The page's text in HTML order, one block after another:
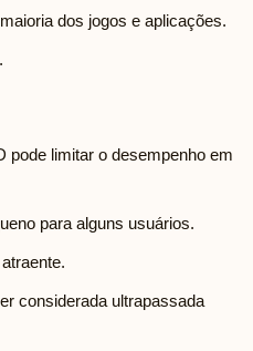
dos jogos e aplicações.
pode limitar o desempenho em
para alguns usuários.
considerada ultrapassada